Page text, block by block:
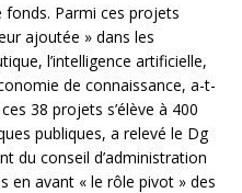
fonds. Parmi ces projets
ajoutée » dans les
l’intelligence artificielle,
de connaissance, a-t-
38 projets s’élève à 400
publiques, a relevé le Dg
du conseil d’administration
en avant « le rôle pivot » des